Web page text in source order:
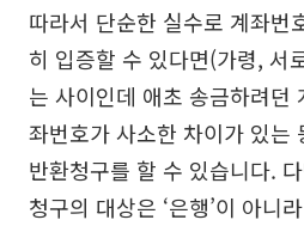
따라서 단순한 실수로 계좌번
히 입증할 수 있다면(가령, 서
는 사이인데 애초 송금하려던
좌번호가 사소한 차이가 있는
반환청구를 할 수 있습니다.
청구의 대상은 ‘은행’이 아니